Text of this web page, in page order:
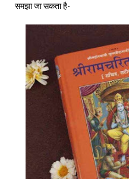
समझा जा सकता है-